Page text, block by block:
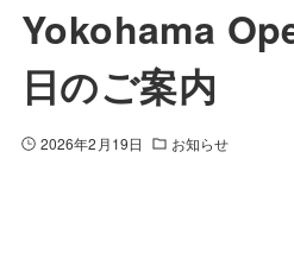
Yokohama
日のご案内
2026年2月19日 お知らせ